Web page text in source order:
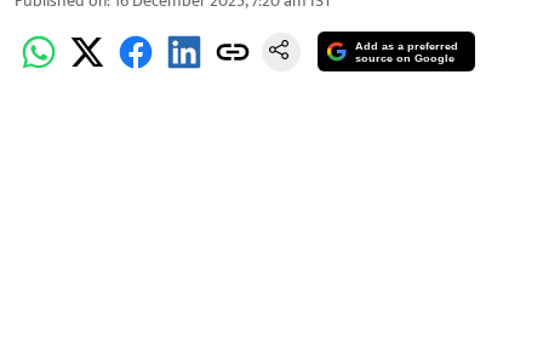
Add as a preferred
source on Google